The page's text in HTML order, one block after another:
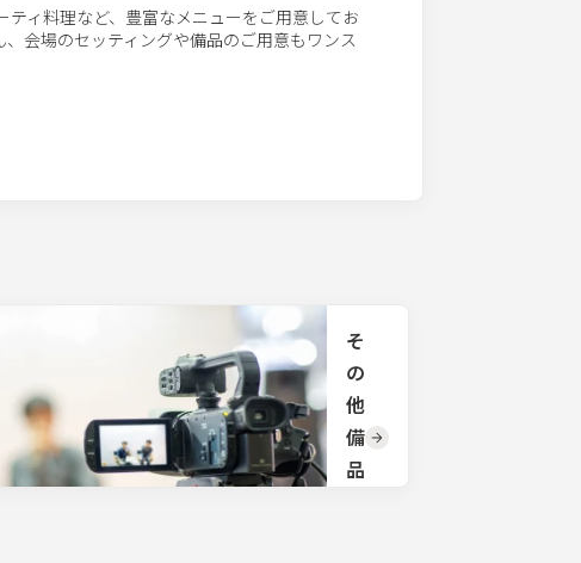
ィ料理など、豊富なメニューをご用意してお
会場のセッティングや備品のご用意もワンス
そ
の
他
備
品